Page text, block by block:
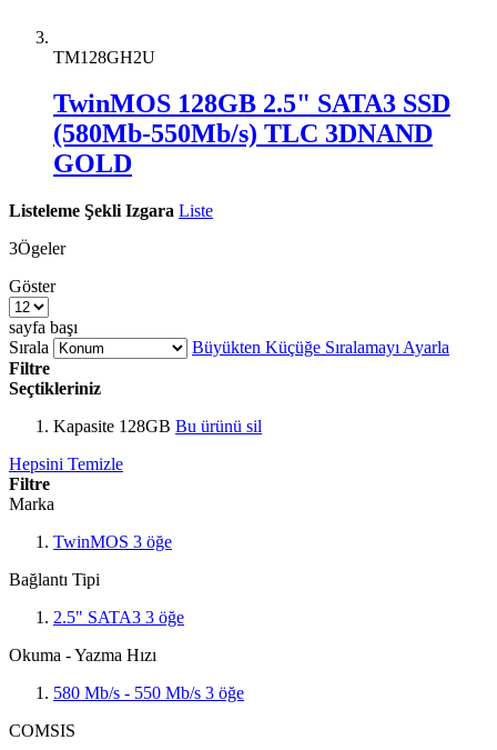
TM128GH2U
TwinMOS 128GB 2.5" SATA3 SSD
(580Mb-550Mb/s) TLC 3DNAND
GOLD
Listeleme Şekli Izgara Liste
3Ögeler
Göster
sayfa başı
Sırala
Büyükten Küçüğe Sıralamayı Ayarla
Filtre
Seçtikleriniz
Kapasite 128GB Bu ürünü sil
Hepsini Temizle
Filtre
Marka
TwinMOS 3 öğe
Bağlantı Tipi
2.5" SATA3 3 öğe
Okuma - Yazma Hızı
580 Mb/s - 550 Mb/s 3 öğe
COMSIS